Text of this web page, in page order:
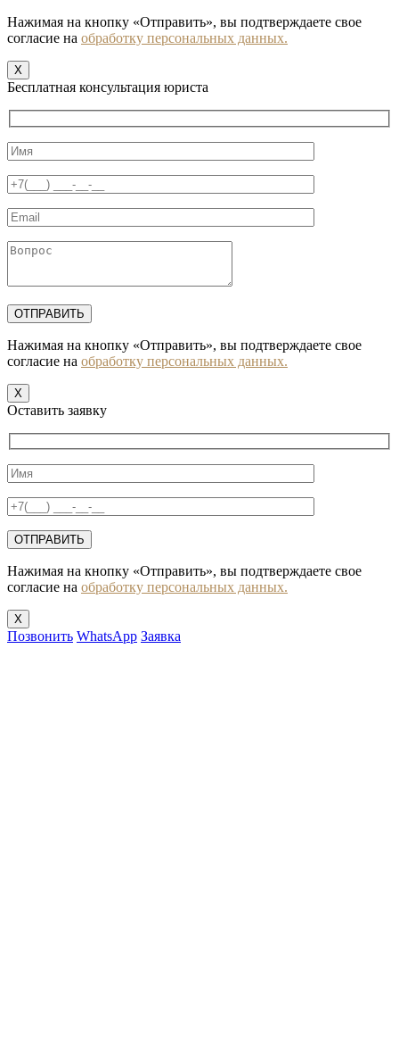
Нажимая на кнопку «Отправить», вы подтверждаете свое
согласие на обработку персональных данных.
X
Бесплатная консультация юриста
Нажимая на кнопку «Отправить», вы подтверждаете свое
согласие на обработку персональных данных.
X
Оставить заявку
Нажимая на кнопку «Отправить», вы подтверждаете свое
согласие на обработку персональных данных.
X
Позвонить WhatsApp Заявка